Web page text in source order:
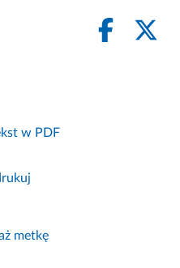
w PDF
metkę